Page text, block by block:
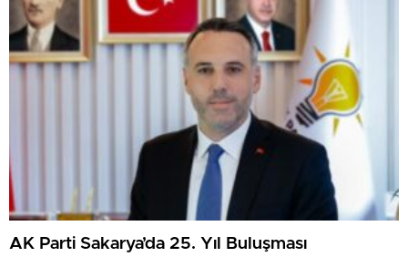
AK Parti Sakarya’da 25. Yıl Buluşması